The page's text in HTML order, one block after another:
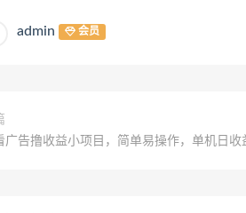
admin 会员
广告撸收益小项目，简单易操作，单机日